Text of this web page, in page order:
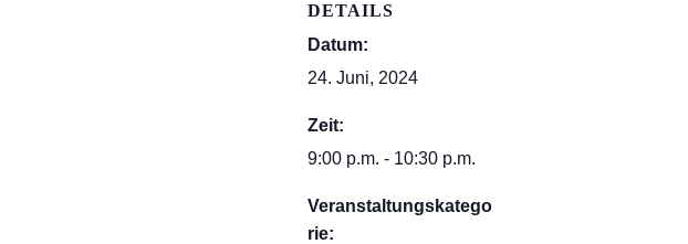
DETAILS
Datum:
24. Juni, 2024
Zeit:
9:00 p.m. - 10:30 p.m.
Veranstaltungskatego
rie: